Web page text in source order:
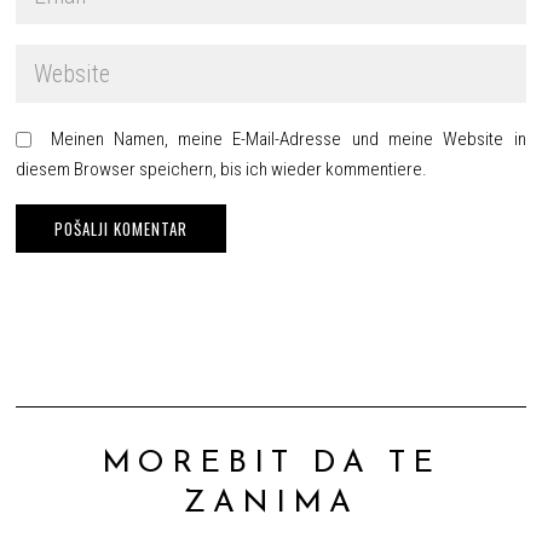
Meinen Namen, meine E-Mail-Adresse und meine Website in
diesem Browser speichern, bis ich wieder kommentiere.
MOREBIT DA TE
ZANIMA